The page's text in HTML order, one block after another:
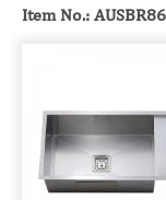
Item No.: